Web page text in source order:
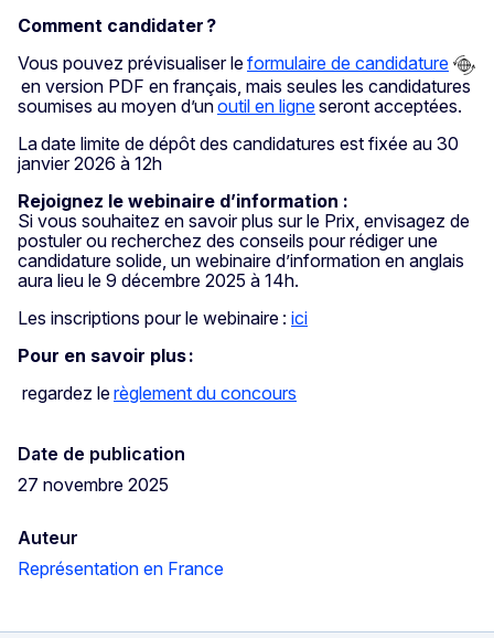
Comment candidater ?
Vous pouvez prévisualiser leformulaire de candidature
en version PDF en français, mais seules les candidatures
soumises au moyen d’unoutil en ligneseront acceptées.
La date limite de dépôt des candidatures est fixée au 30
janvier 2026 à 12h
Rejoignez le webinaire d’information :
Si vous souhaitez en savoir plus sur le Prix, envisagez de
postuler ou recherchez des conseils pour rédiger une
candidature solide, un webinaire d’information en anglais
aura lieu le 9 décembre 2025 à 14h.
Les inscriptions pour le webinaire : ici
Pour en savoir plus :
regardez lerèglement du concours
Date de publication
27 novembre 2025
Auteur
Représentation en France